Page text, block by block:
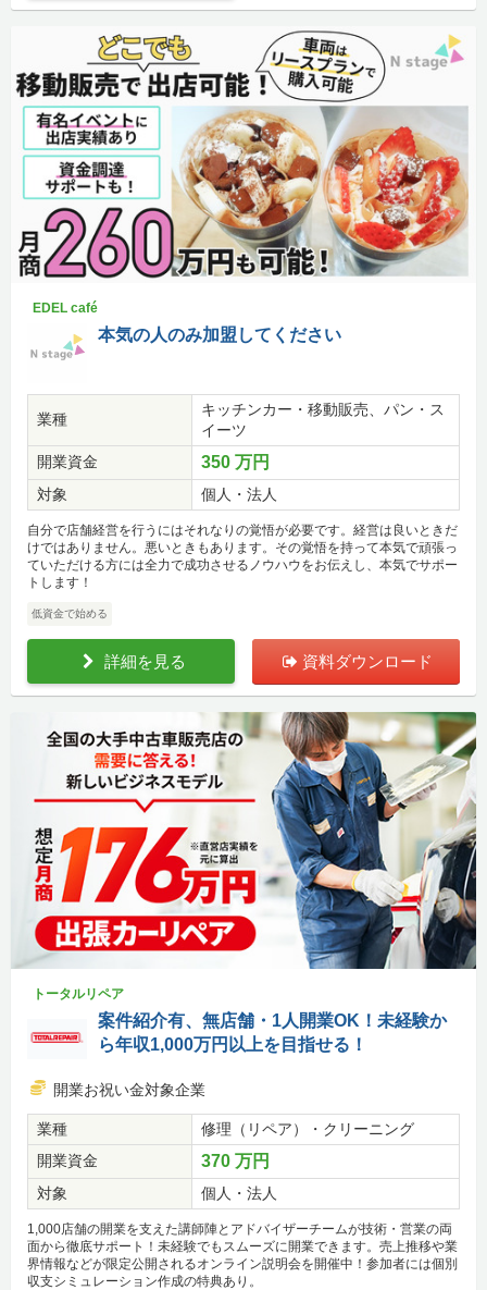
EDEL café
本気の人のみ加盟してください
業種
キッチンカー・移動販売、パン・ス
イーツ
開業資金
350 万円
対象 個人・法人
自分で店舗経営を行うにはそれなりの覚悟が必要です。経営は良いときだ
けではありません。悪いときもあります。その覚悟を持って本気で頑張っ
ていただける方には全力で成功させるノウハウをお伝えし、本気でサポー
トします！
低資金で始める
詳細を見る 資料ダウンロード
トータルリペア
案件紹介有、無店舗・1人開業OK！未経験か
ら年収1,000万円以上を目指せる！
開業お祝い金対象企業
業種
修理（リペア）・クリーニング
開業資金
370 万円
対象 個人・法人
1,000店舗の開業を支えた講師陣とアドバイザーチームが技術・営業の両
面から徹底サポート！未経験でもスムーズに開業できます。売上推移や業
界情報などが限定公開されるオンライン説明会を開催中！参加者には個別
収支シミュレーション作成の特典あり。